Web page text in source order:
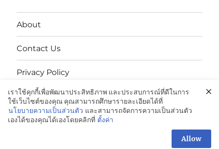
About
Contact Us
Privacy Policy
นโยบายความเป็นส่วนตัว
VCI Anti-Rust Packaging: ‭081-042-4988
เราใช้คุกกี้เพื่อพัฒนาประสิทธิภาพ และประสบการณ์ที่ดีในการ
ใช้เว็บไซต์ของคุณ คุณสามารถศึกษารายละเอียดได้ที่
นโยบายความเป็นส่วนตัว และสามารถจัดการความเป็นส่วนตัว
เองได้ของคุณได้เองโดยคลิกที่ ตั้งค่า
Allow